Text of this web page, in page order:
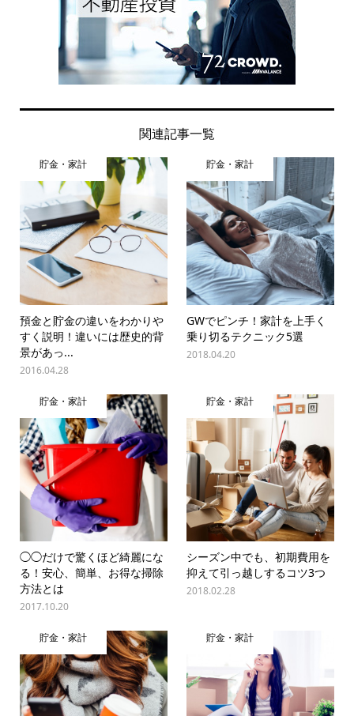
関連記事一覧
貯金・家計
預金と貯金の違いをわかりや
すく説明！違いには歴史的背
景があっ...
2016.04.28
貯金・家計
GWでピンチ！家計を上手く
乗り切るテクニック5選
2018.04.20
貯金・家計
◯◯だけで驚くほど綺麗にな
る！安心、簡単、お得な掃除
方法とは
2017.10.20
貯金・家計
シーズン中でも、初期費用を
抑えて引っ越しするコツ3つ
2018.02.28
貯金・家計 貯金・家計